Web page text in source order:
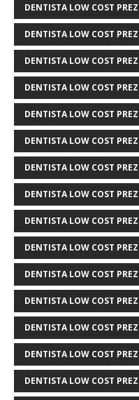
DENTISTA LOW COST
DENTISTA LOW COST
DENTISTA LOW COST
DENTISTA LOW COST
DENTISTA LOW COST
DENTISTA LOW COST
DENTISTA LOW COST
DENTISTA LOW COST
DENTISTA LOW COST
DENTISTA LOW COST
DENTISTA LOW COST
DENTISTA LOW COST
DENTISTA LOW COST
DENTISTA LOW COST
DENTISTA LOW COST